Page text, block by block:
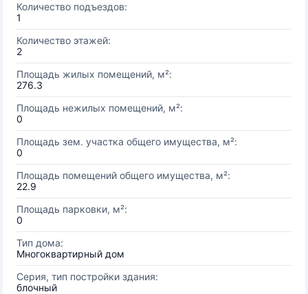
Количество подъездов:
1
Количество этажей:
2
Площадь жилых помещений, м²:
276.3
Площадь нежилых помещений, м²:
0
Площадь зем. участка общего имущества, м²:
0
Площадь помещений общего имущества, м²:
22.9
Площадь парковки, м²:
0
Тип дома:
Многоквартирный дом
Серия, тип постройки здания:
блочный